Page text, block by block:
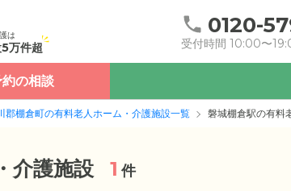
は
万件超
0120-
受付時間 10:00〜
約の相談
郡棚倉町の有料老人ホーム・介護施設一覧 磐城棚倉駅の有料
介護施設 1 件